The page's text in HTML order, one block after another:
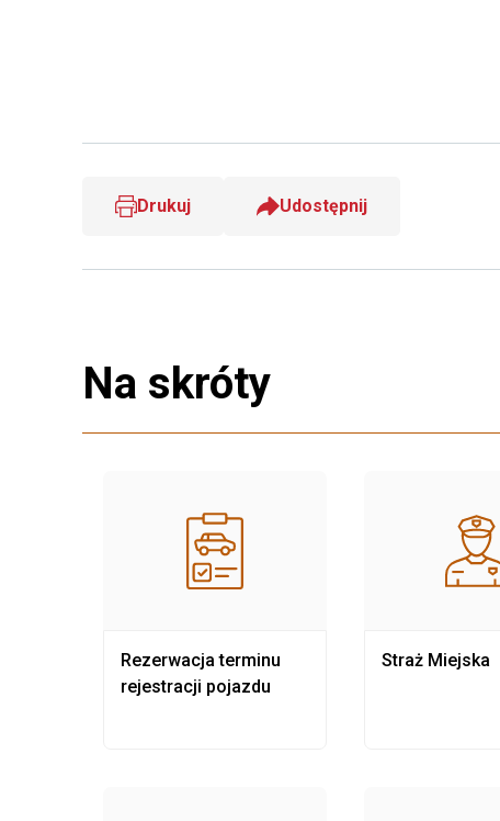
Drukuj Udostępnij
Na skróty
Rezerwacja terminu
rejestracji pojazdu
Straż Miejska